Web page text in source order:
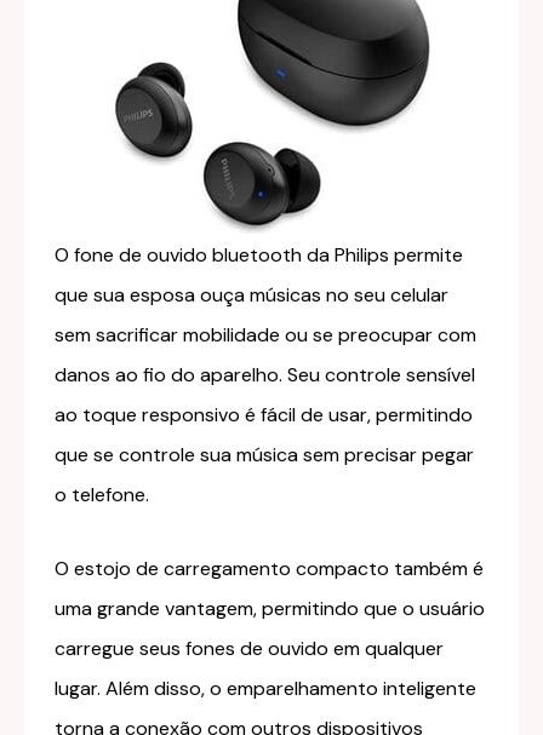
O fone de ouvido bluetooth da Philips permite
que sua esposa ouça músicas no seu celular
sem sacrificar mobilidade ou se preocupar com
danos ao fio do aparelho. Seu controle sensível
ao toque responsivo é fácil de usar, permitindo
que se controle sua música sem precisar pegar
o telefone.
O estojo de carregamento compacto também é
uma grande vantagem, permitindo que o usuário
carregue seus fones de ouvido em qualquer
lugar. Além disso, o emparelhamento inteligente
torna a conexão com outros dispositivos